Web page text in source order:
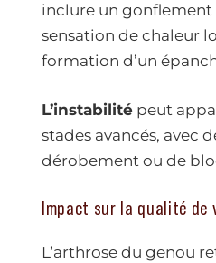
inclure un gonflement
sensation de chaleur
formation d’un
L’instabilité peut
stades avancés, avec
dérobement ou de
Impact sur la qualité de
L’arthrose du genou